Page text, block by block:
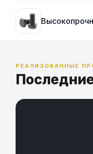
РЕАЛИЗОВАННЫЕ